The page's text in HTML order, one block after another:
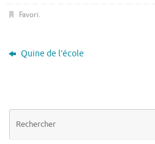
Favori.
Quine de l’école